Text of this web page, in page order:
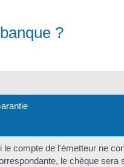
?
le compte de l'émetteur ne
le chèque sera